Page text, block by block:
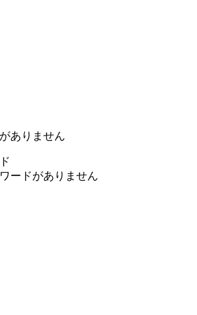
ありません
ードがありません